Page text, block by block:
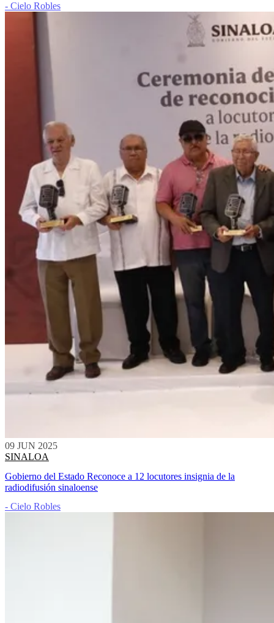
- Cielo Robles
09 JUN 2025
SINALOA
Gobierno del Estado Reconoce a 12 locutores insignia de la
radiodifusión sinaloense
- Cielo Robles